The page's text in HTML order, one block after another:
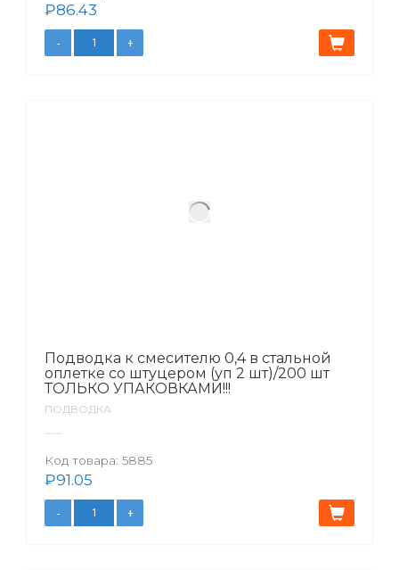
₽86.43
Подводка к смесителю 0,4 в стальной
оплетке со штуцером (уп 2 шт)/200 шт
ТОЛЬКО УПАКОВКАМИ!!!
ПОДВОДКА
Код товара: 5885
₽91.05